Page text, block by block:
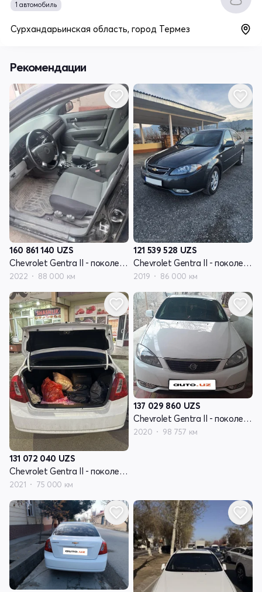
1 автомобиль
Сурхандарьинская область, город Термез
Рекомендации
160 861 140 UZS
Chevrolet Gentra II - поколение
2022 88 000 км
121 539 528 UZS
Chevrolet Gentra II - поколение
2019 86 000 км
131 072 040 UZS
Chevrolet Gentra II - поколение
2021 75 000 км
137 029 860 UZS
Chevrolet Gentra II - поколение
2020 98 757 км